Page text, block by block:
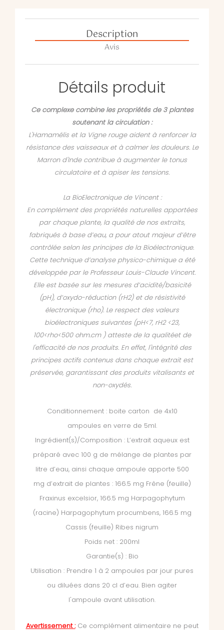
Description
Avis
Détails produit
Ce complexe combine les propriétés de 3 plantes
soutenant la circulation :
L'Hamamélis et la Vigne rouge aident à renforcer la
résistance des vaisseaux et à calmer les douleurs. Le
Marron d'Inde contribue à augmenter le tonus
circulatoire et à apiser les tensions.
La BioElectronique de Vincent :
En complément des propriétés naturelles apportées
par chaque plante, la qualité de nos extraits,
fabriqués à base d’eau, a pour atout majeur d’être
contrôlée selon les principes de la Bioélectronique.
Cette technique d’analyse physico-chimique a été
développée par le Professeur Louis-Claude Vincent.
Elle est basée sur les mesures d’acidité/basicité
(pH), d’oxydo-réduction (rH2) et de résistivité
électronique (rho). Le respect des valeurs
bioélectroniques suivantes (pH<7, rH2 <23,
100<rho<500 ohm.cm ) atteste de la qualitéet de
l'efficacité de nos produits. En effet, l'intégrité des
principes actifs contenus dans chaque extrait est
préservée, garantissant des produits vitalisants et
non-oxydés.
Conditionnement : boite carton de 4x10
ampoules en verre de 5ml.
Ingrédient(s)/Composition : L’extrait aqueux est
préparé avec 100 g de mélange de plantes par
litre d’eau, ainsi chaque ampoule apporte 500
mg d’extrait de plantes : 166.5 mg Frêne (feuille)
Fraxinus excelsior, 166.5 mg Harpagophytum
(racine) Harpagophytum procumbens, 166.5 mg
Cassis (feuille) Ribes nigrum
Poids net : 200ml
Garantie(s) : Bio
Utilisation : Prendre 1 à 2 ampoules par jour pures
ou diluées dans 20 cl d’eau. Bien agiter
l'ampoule avant utilisation.
Avertissement :Ce complément alimentaire ne peut